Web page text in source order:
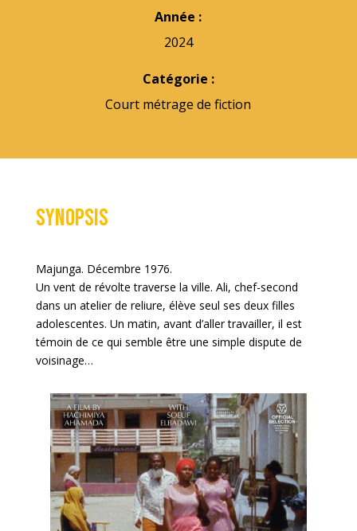
Année :
2024
Catégorie :
Court métrage de fiction
Synopsis
Majunga. Décembre 1976.
Un vent de révolte traverse la ville. Ali, chef-second
dans un atelier de reliure, élève seul ses deux filles
adolescentes. Un matin, avant d’aller travailler, il est
témoin de ce qui semble être une simple dispute de
voisinage…